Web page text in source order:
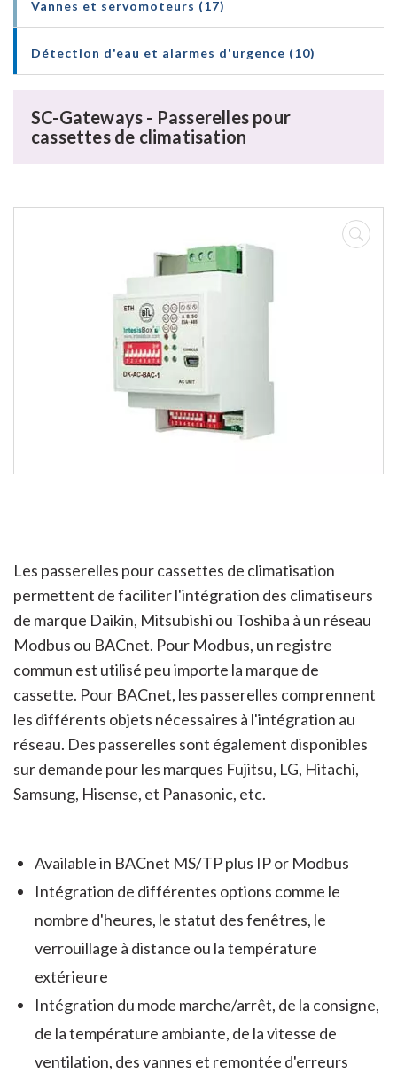
Vannes et servomoteurs (17)
Détection d'eau et alarmes d'urgence (10)
SC-Gateways - Passerelles pour
cassettes de climatisation
Les passerelles pour cassettes de climatisation
permettent de faciliter l'intégration des climatiseurs
de marque Daikin, Mitsubishi ou Toshiba à un réseau
Modbus ou BACnet. Pour Modbus, un registre
commun est utilisé peu importe la marque de
cassette. Pour BACnet, les passerelles comprennent
les différents objets nécessaires à l'intégration au
réseau. Des passerelles sont également disponibles
sur demande pour les marques Fujitsu, LG, Hitachi,
Samsung, Hisense, et Panasonic, etc.
Available in BACnet MS/TP plus IP or Modbus
Intégration de différentes options comme le
nombre d'heures, le statut des fenêtres, le
verrouillage à distance ou la température
extérieure
Intégration du mode marche/arrêt, de la consigne,
de la température ambiante, de la vitesse de
ventilation, des vannes et remontée d'erreurs